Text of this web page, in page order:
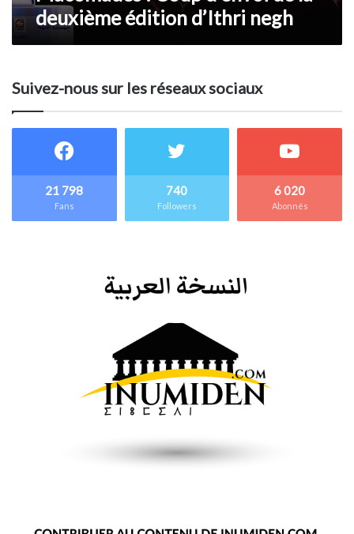
deuxième édition d’Ithri negh
Suivez-nous sur les réseaux sociaux
21 798
Fans
740
Followers
6 020
Abonnés